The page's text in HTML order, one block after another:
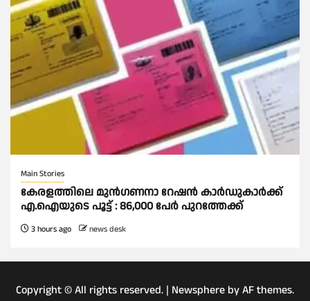
Main Stories
കേരളത്തിലെ മുന്‍ഗണനാ റേഷന്‍ കാര്‍ഡുകാർക്ക്
എ.ഐയുടെ പൂട്ട് : 86,000 പേര്‍ പുറത്തേക്ക്
3 hours ago news desk
Copyright © All rights reserved. | Newsphere by AF themes.